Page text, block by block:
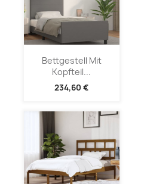
Bettgestell Mit
Kopfteil...
234,60 €